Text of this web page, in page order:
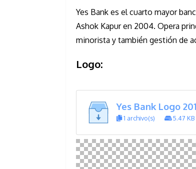
Yes Bank es el cuarto mayor
Ashok Kapur en 2004. Opera
minorista y también gestión de
Logo:
Yes Bank Logo
1 archivo(s) 5.47 KB